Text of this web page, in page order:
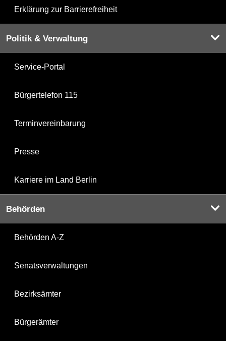
Erklärung zur Barrierefreiheit
Politik & Verwaltung
Service-Portal
Bürgertelefon 115
Terminvereinbarung
Presse
Karriere im Land Berlin
Behörden
Behörden A-Z
Senatsverwaltungen
Bezirksämter
Bürgerämter